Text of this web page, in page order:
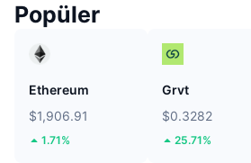
Popüler
Ethereum
$1,906.91
1.71%
Grvt
$0.3282
25.71%